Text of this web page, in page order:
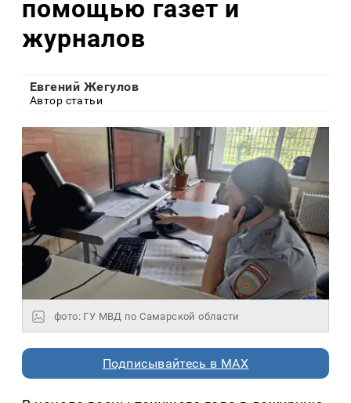
помощью газет и
журналов
Евгений Жегулов
Автор статьи
фото: ГУ МВД по Самарской области
Подписывайтесь в MAX